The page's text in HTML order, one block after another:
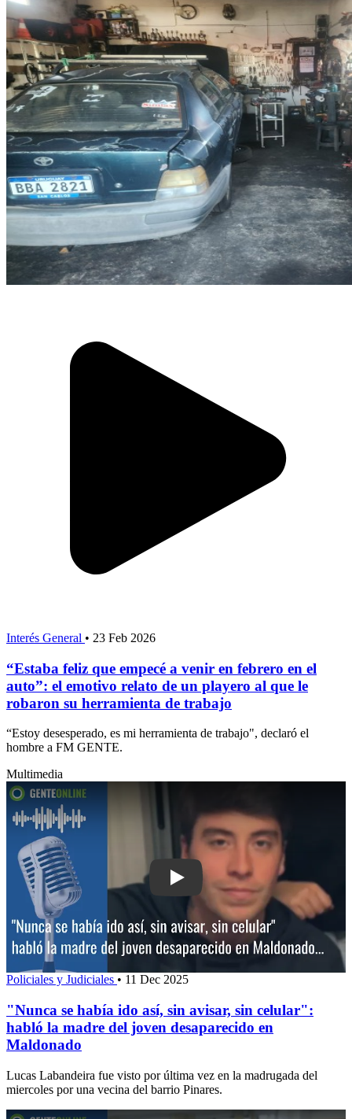
Interés General • 23 Feb 2026
“Estaba feliz que empecé a venir en febrero en el
auto”: el emotivo relato de un playero al que le
robaron su herramienta de trabajo
“Estoy desesperado, es mi herramienta de trabajo", declaró el
hombre a FM GENTE.
Multimedia
Play: "Nunca se había ido así, sin
Policiales y Judiciales • 11 Dec 2025
"Nunca se había ido así, sin avisar, sin celular":
habló la madre del joven desaparecido en
Maldonado
Lucas Labandeira fue visto por última vez en la madrugada del
miercoles por una vecina del barrio Pinares.